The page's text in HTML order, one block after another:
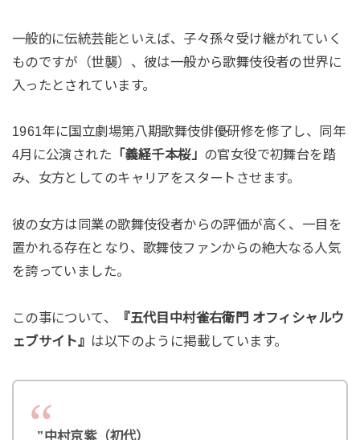
一般的に伝統芸能といえば、子々孫々受け継がれていく
ものですが（世襲）、彼は一般から歌舞伎役者の世界に
入ったとされています。
1961年に国立劇場第八期歌舞伎俳優研修を修了し、同年
4月に公演された 「義経千本桜」 の官女役で初舞台を踏
み、女方としてのキャリアをスタートさせます。
彼の女方は同業の歌舞伎役者からの評価が高く、一目を
置かれる存在となり、歌舞伎ファンからの絶大なる人気
を誇っていました。
この事について、
『五代目中村雀右衛門 オフィシャルウ
ェブサイト』 は以下のように掲載しています。
”中村京紫（初代）